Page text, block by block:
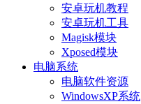
安卓玩机教程
安卓玩机工具
Magisk模块
Xposed模块
电脑系统
电脑软件资源
WindowsXP系统